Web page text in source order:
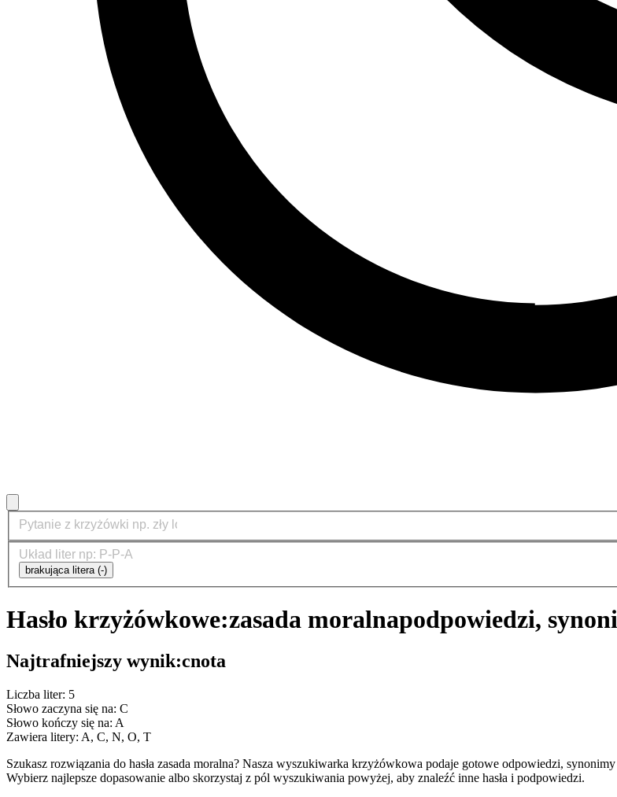
brakująca litera (-)
Hasło krzyżówkowe:zasada moralnapodpowiedzi,
Najtrafniejszy wynik:cnota
Liczba liter: 5
Słowo zaczyna się na: C
Słowo kończy się na: A
Zawiera litery: A, C, N, O, T
Szukasz rozwiązania do hasła zasada moralna? Nasza wyszukiwarka krzyżówkowa podaje gotowe odpowiedzi,
Wybierz najlepsze dopasowanie albo skorzystaj z pól wyszukiwania powyżej, aby znaleźć inne hasła i podpowiedzi.